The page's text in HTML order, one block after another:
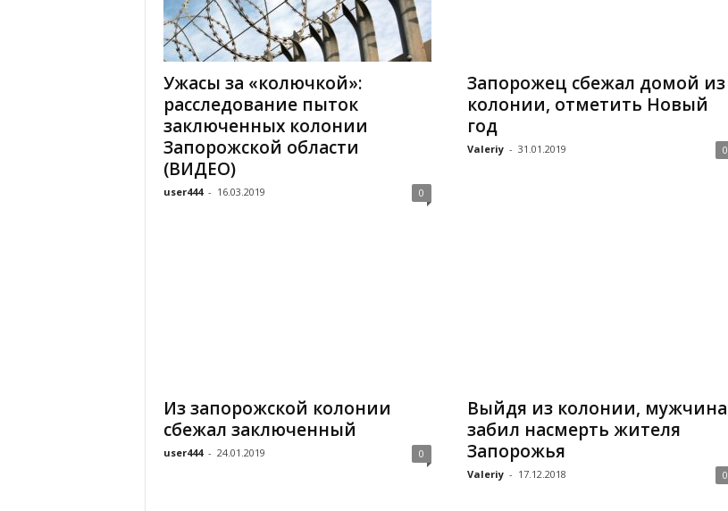
Ужасы за «колючкой»:
расследование пыток
заключенных колонии
Запорожской области
(ВИДЕО)
user444 - 16.03.2019 0
Запорожец сбежал домой из
колонии, отметить Новый
год
Valeriy - 31.01.2019 0
Из запорожской колонии
сбежал заключенный
user444 - 24.01.2019 0
Выйдя из колонии, мужчина
забил насмерть жителя
Запорожья
Valeriy - 17.12.2018 0